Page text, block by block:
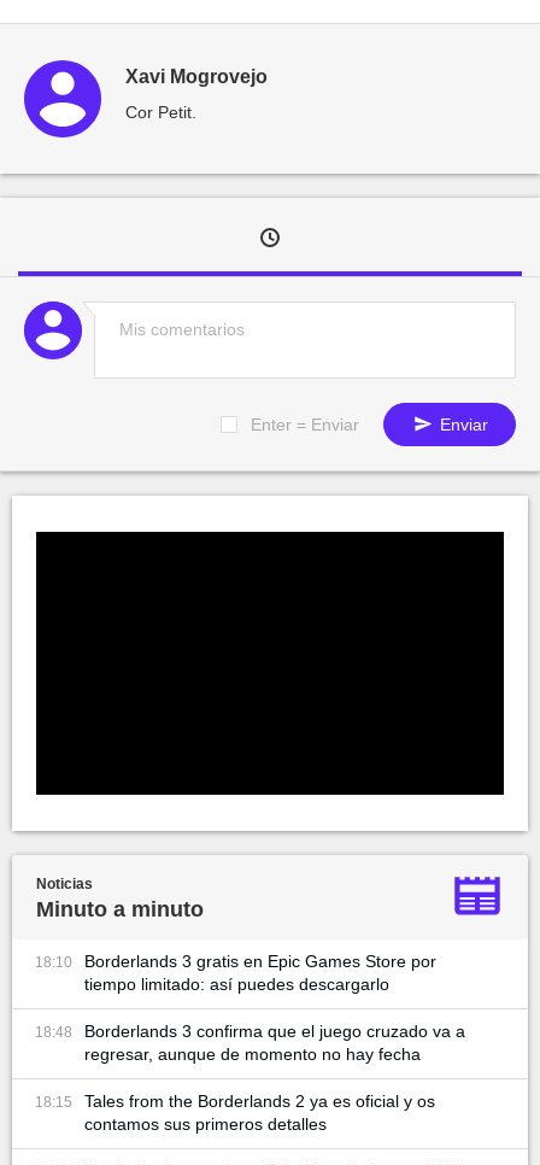
Xavi Mogrovejo
Cor Petit.
Enter = Enviar Enviar
Noticias
Minuto a minuto
18:10
Borderlands 3 gratis en Epic Games Store por
tiempo limitado: así puedes descargarlo
18:48
Borderlands 3 confirma que el juego cruzado va a
regresar, aunque de momento no hay fecha
18:15
Tales from the Borderlands 2 ya es oficial y os
contamos sus primeros detalles